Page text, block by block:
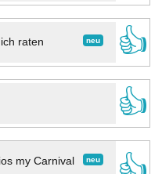
neu
raten
👍
👍
neu
my Carnival